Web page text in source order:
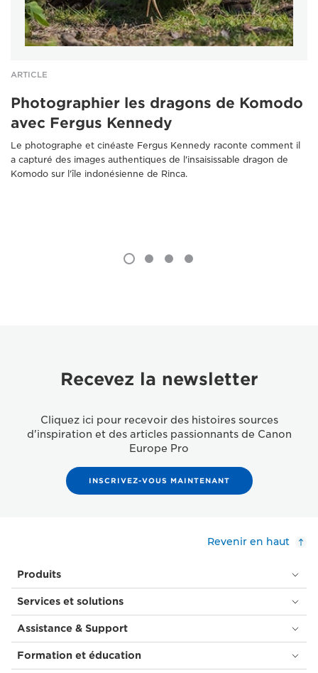
ARTICLE
Photographier les dragons de Komodo
avec Fergus Kennedy
Le photographe et cinéaste Fergus Kennedy raconte comment il
a capturé des images authentiques de l'insaisissable dragon de
Komodo sur l'île indonésienne de Rinca.
Recevez la newsletter
Cliquez ici pour recevoir des histoires sources
d'inspiration et des articles passionnants de Canon
Europe Pro
INSCRIVEZ-VOUS MAINTENANT
Revenir en haut
Produits
Services et solutions
Assistance & Support
Formation et éducation